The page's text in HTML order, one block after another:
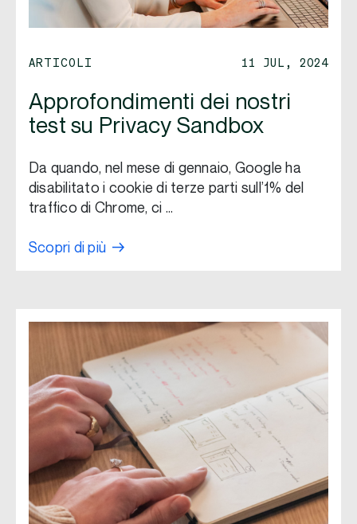
ARTICOLI 11 JUL, 2024
Approfondimenti dei nostri
test su Privacy Sandbox
Da quando, nel mese di gennaio, Google ha
disabilitato i cookie di terze parti sull’1% del
traffico di Chrome, ci …
Scopri di più